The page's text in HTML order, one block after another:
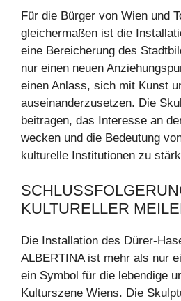
Für die Bürger von Wien und
gleichermaßen ist die
eine Bereicherung des
nur einen neuen
einen Anlass, sich mit Kunst
auseinanderzusetzen. Die
beitragen, das Interesse an
wecken und die Bedeutung
kulturelle Institutionen zu
KULTURELLER
Die Installation des Dürer-
ALBERTINA ist mehr als nur
ein Symbol für die lebendige
Kulturszene Wiens. Die